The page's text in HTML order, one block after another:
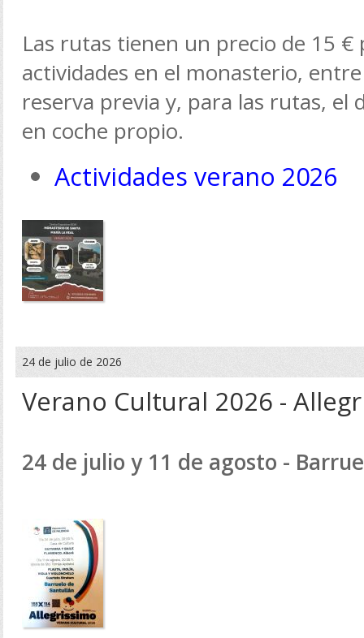
Las rutas tienen un precio de 15 €
actividades en el monasterio,
reserva previa y, para las rutas, el
en coche propio.
Actividades verano 2026
24 de julio de 2026
Verano Cultural 2026 -
24 de julio y 11 de agosto -